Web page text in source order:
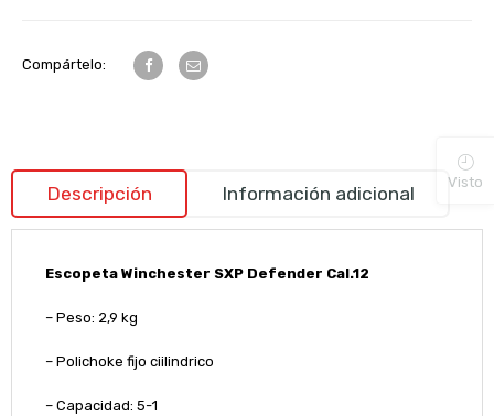
Compártelo:
Descripción Información adicional
Escopeta Winchester SXP Defender Cal.12
– Peso: 2,9 kg
– Polichoke fijo ciilindrico
– Capacidad: 5-1
Visto